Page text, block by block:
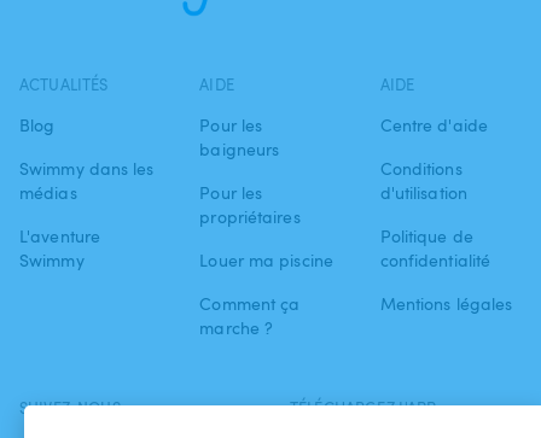
ACTUALITÉS
Blog
Swimmy dans les
médias
L'aventure
Swimmy
AIDE
Pour les
baigneurs
Pour les
propriétaires
Louer ma piscine
Comment ça
marche ?
AIDE
Centre d'aide
Conditions
d'utilisation
Politique de
confidentialité
Mentions légales
SUIVEZ-NOUS TÉLÉCHARGEZ L'APP